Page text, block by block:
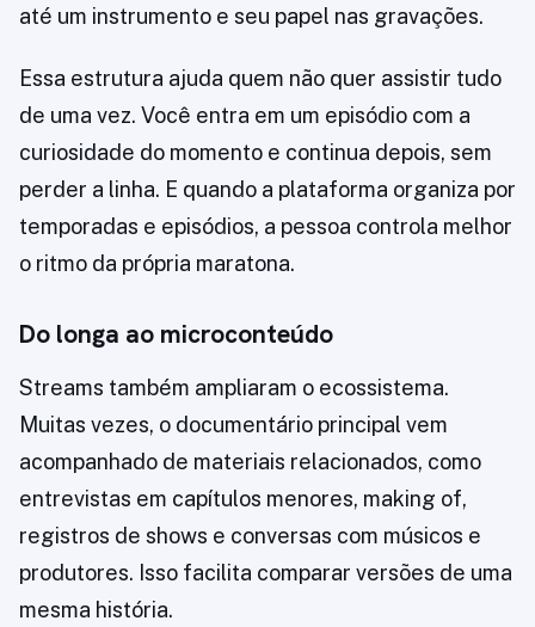
até um instrumento e seu papel nas gravações.
Essa estrutura ajuda quem não quer assistir tudo
de uma vez. Você entra em um episódio com a
curiosidade do momento e continua depois, sem
perder a linha. E quando a plataforma organiza por
temporadas e episódios, a pessoa controla melhor
o ritmo da própria maratona.
Do longa ao microconteúdo
Streams também ampliaram o ecossistema.
Muitas vezes, o documentário principal vem
acompanhado de materiais relacionados, como
entrevistas em capítulos menores, making of,
registros de shows e conversas com músicos e
produtores. Isso facilita comparar versões de uma
mesma história.